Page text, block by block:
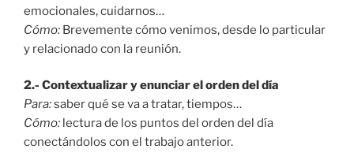
emocionales, cuidarnos…
Cómo: Brevemente cómo venimos, desde lo particular
y relacionado con la reunión.
2.- Contextualizar y enunciar el orden del día
Para:saber qué se va a tratar, tiempos…
Cómo: lectura de los puntos del orden del día
conectándolos con el trabajo anterior.